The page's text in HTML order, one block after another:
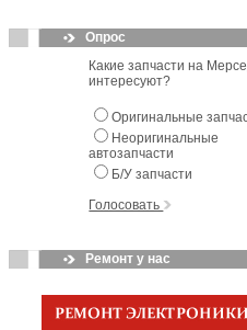
Опрос
Какие запчасти на
интересуют?
Оригинальные
Неоригинальные
автозапчасти
Б/У запчасти
Голосовать
Ремонт у нас